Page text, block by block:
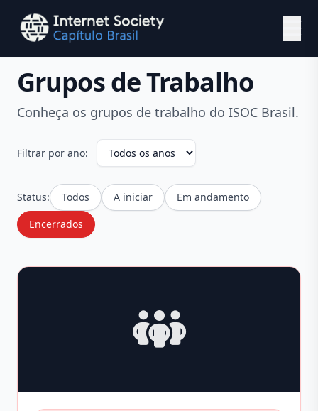
Ir para o conteúdo principal
Grupos de Trabalho
Conheça os grupos de trabalho do ISOC Brasil.
Filtrar por ano:
Status: Todos A iniciar
Em andamento
Encerrados